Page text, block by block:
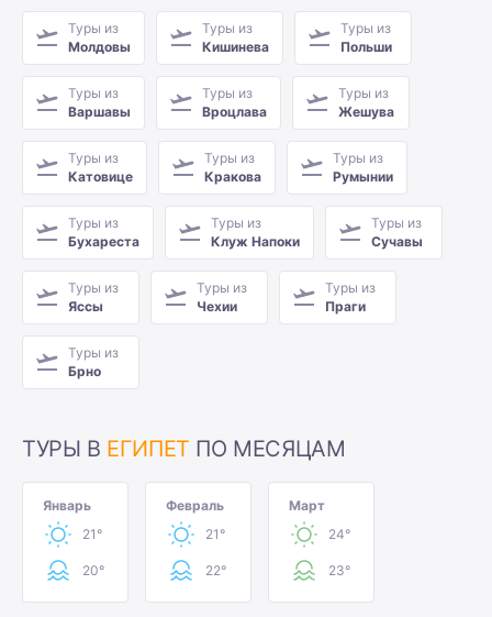
Туры из
Молдовы
Туры из
Кишинева
Туры из
Польши
Туры из
Варшавы
Туры из
Вроцлава
Туры из
Жешува
Туры из
Катовице
Туры из
Кракова
Туры из
Румынии
Туры из
Бухареста
Туры из
Клуж Напоки
Туры из
Сучавы
Туры из
Яссы
Туры из
Чехии
Туры из
Праги
Туры из
Брно
ТУРЫ В ЕГИПЕТ ПО МЕСЯЦАМ
Январь
21°
20°
Февраль
21°
22°
Март
24°
23°